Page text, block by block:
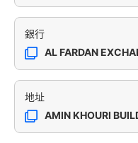
銀行
AL FARDAN
地址
AMIN KHOURI